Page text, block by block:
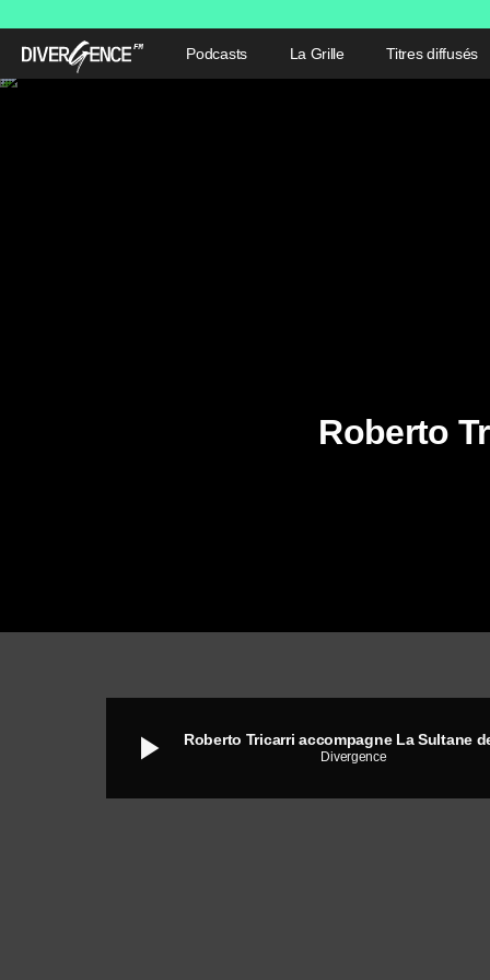
Podcasts La Grille Titres diffusés
Roberto
play_arrow Divergence